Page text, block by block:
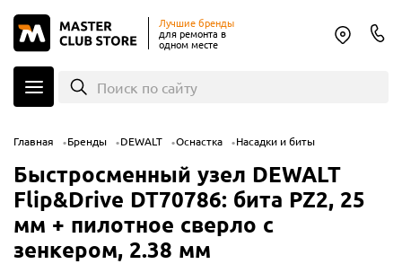
Лучшие бренды
для ремонта в
одном месте
Поиск по сайту
Главная Бренды DEWALT Оснастка Насадки и биты
Быстросменный узел DEWALT
Flip&Drive DT70786: бита PZ2, 25
мм + пилотное сверло с
зенкером, 2.38 мм